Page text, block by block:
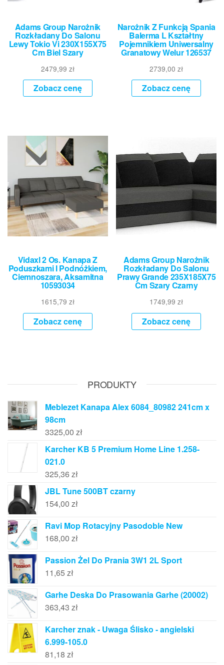
Adams Group Narożnik
Rozkładany Do Salonu
Lewy Tokio Vi 230X155X75
Cm Biel Szary
2479,99 zł
Zobacz cenę
Narożnik Z Funkcją Spania
Balerma L Kształtny
Pojemnikiem Uniwersalny
Granatowy Welur 126537
2739,00zł
Zobacz cenę
Vidaxl 2 Os. Kanapa Z
Poduszkami I Podnóżkiem,
Ciemnoszara, Aksamitna
10593034
1615,79 zł
Zobacz cenę
Adams Group Narożnik
Rozkładany Do Salonu
Prawy Grande 235X185X75
Cm Szary Czarny
1749,99zł
Zobacz cenę
PRODUKTY
Meblezet Kanapa Alex 6084_80982 241cm x
98cm
3325,00 zł
Karcher KB 5 Premium Home Line 1.258-
021.0
325,36 zł
JBL Tune 500BT czarny
154,00 zł
Ravi Mop Rotacyjny Pasodoble New
168,00 zł
Passion Żel Do Prania 3W1 2L Sport
11,65 zł
Garhe Deska Do Prasowania Garhe (20002)
363,43 zł
Karcher znak - Uwaga Ślisko - angielski
6.999-105.0
81,18 zł